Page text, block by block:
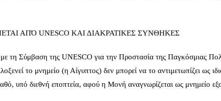
ΑΠΌ UNESCO ΚΑΙ ΔΙΑΚΡΑΤΙΚΕΣ ΣΥΝΘΗΚΕΣ
τη Σύμβαση της UNESCO για την Προστασία της Παγκόσμιας
το μνημείο (η Αίγυπτος) δεν μπορεί να το αντιμετωπίζει ως
υπό διεθνή εποπτεία, αφού η Μονή αναγνωρίζεται ως μνημείο